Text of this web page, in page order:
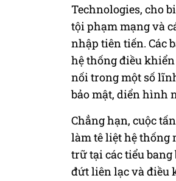
Technologies, cho
tội phạm mạng và
nhập tiên tiến. Các
hệ thống điều
nối trong một số
bảo mật, diển hình
Chẳng hạn, cuộc
làm tê liệt hệ thống
trữ tại các tiểu bang
đứt liên lạc và điều